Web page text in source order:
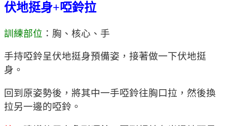
伏地挺身+啞鈴拉
訓練部位 ：胸、核心、手
手持啞鈴呈伏地挺身預備姿，接著做一下伏地挺
身。
回到原姿勢後，將其中一手啞鈴往胸口拉，然後換
拉另一邊的啞鈴。